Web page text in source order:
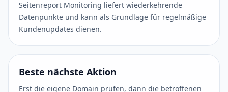
Seitenreport Monitoring liefert wiederkehrende
Datenpunkte und kann als Grundlage für regelmäßige
Kundenupdates dienen.
Beste nächste Aktion
Erst die eigene Domain prüfen, dann die betroffenen